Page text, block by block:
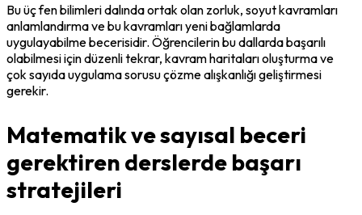
Bu üç fen bilimleri dalında ortak olan zorluk, soyut kavramları
anlamlandırma ve bu kavramları yeni bağlamlarda
uygulayabilme becerisidir. Öğrencilerin bu dallarda başarılı
olabilmesi için düzenli tekrar, kavram haritaları oluşturma ve
çok sayıda uygulama sorusu çözme alışkanlığı geliştirmesi
gerekir.
Matematik ve sayısal beceri
gerektiren derslerde başarı
stratejileri